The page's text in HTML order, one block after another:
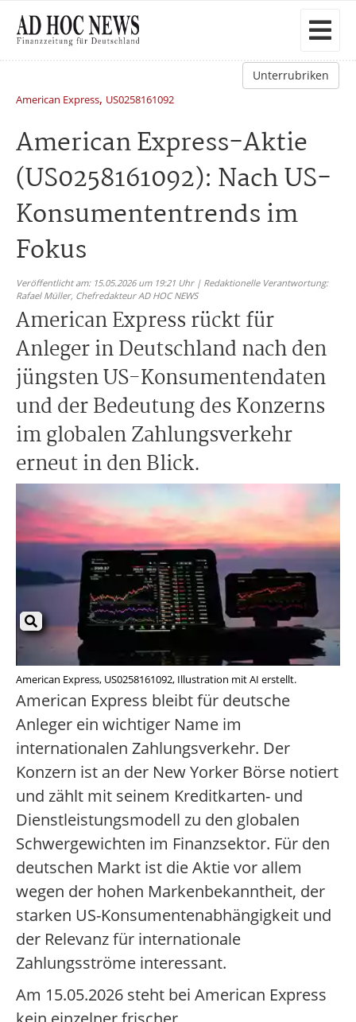
Unterrubriken
American Express, US0258161092
American Express-Aktie
(US0258161092): Nach US-
Konsumententrends im
Fokus
Veröffentlicht am: 15.05.2026 um 19:21 Uhr | Redaktionelle Verantwortung:
Rafael Müller, Chefredakteur AD HOC NEWS
American Express rückt für
Anleger in Deutschland nach den
jüngsten US-Konsumentendaten
und der Bedeutung des Konzerns
im globalen Zahlungsverkehr
erneut in den Blick.
American Express, US0258161092, Illustration mit AI erstellt.
American Express bleibt für deutsche
Anleger ein wichtiger Name im
internationalen Zahlungsverkehr. Der
Konzern ist an der New Yorker Börse notiert
und zählt mit seinem Kreditkarten- und
Dienstleistungsmodell zu den globalen
Schwergewichten im Finanzsektor. Für den
deutschen Markt ist die Aktie vor allem
wegen der hohen Markenbekanntheit, der
starken US-Konsumentenabhängigkeit und
der Relevanz für internationale
Zahlungsströme interessant.
Am 15.05.2026 steht bei American Express